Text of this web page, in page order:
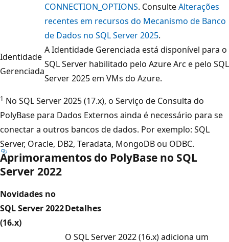
CONNECTION_OPTIONS. ConsulteAlterações
recentes em recursos do Mecanismo de Banco
de Dados no SQL Server 2025.
Identidade
Gerenciada
A Identidade Gerenciada está disponível para o
SQL Server habilitado pelo Azure Arc e pelo SQL
Server 2025 em VMs do Azure.
1 No SQL Server 2025 (17.x), o Serviço de Consulta do
PolyBase para Dados Externos ainda é necessário para se
conectar a outros bancos de dados. Por exemplo: SQL
Server, Oracle, DB2, Teradata, MongoDB ou ODBC.
Aprimoramentos do PolyBase no SQL
Server 2022
Novidades no
SQL Server 2022
(16.x)
Detalhes
O SQL Server 2022 (16.x) adiciona um